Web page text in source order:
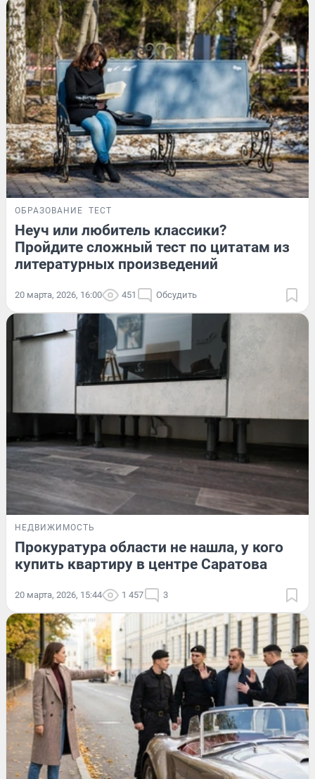
ОБРАЗОВАНИЕ ТЕСТ
Неуч или любитель классики?
Пройдите сложный тест по цитатам из
литературных произведений
20 марта, 2026, 16:00 451 Обсудить
НЕДВИЖИМОСТЬ
Прокуратура области не нашла, у кого
купить квартиру в центре Саратова
20 марта, 2026, 15:44 1 457 3